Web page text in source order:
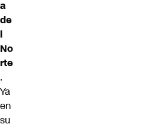
a
de
l
No
rte
.
Ya
en
su